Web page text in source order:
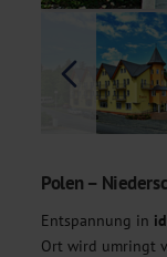
Polen –
Entspannung in
Ort wird umringt